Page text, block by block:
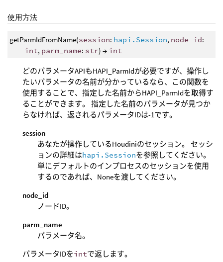
使用方法
getParmIdFromName(session: hapi.Session, node_id:
int, parm_name: str) → int
どのパラメータAPIもHAPI_ParmIdが必要ですが、操作し
たいパラメータの名前が分かっているなら、この関数を
使用することで、指定した名前からHAPI_ParmIdを取得す
ることができます。 指定した名前のパラメータが見つか
らなければ、返されるパラメータIDは-1です。
session
あなたが操作しているHoudiniのセッション。 セッシ
ョンの詳細はhapi.Sessionを参照してください。
単にデフォルトのインプロセスのセッションを使用
するのであれば、Noneを渡してください。
node_id
ノードID。
parm_name
パラメータ名。
パラメータIDをintで返します。